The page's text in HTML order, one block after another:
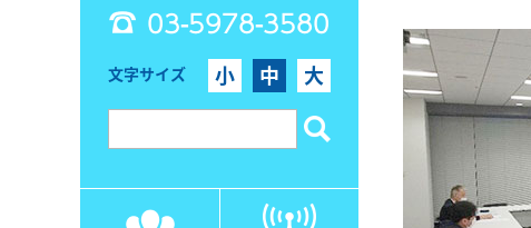
03-5978-3580
文字サイズ 小 中 大